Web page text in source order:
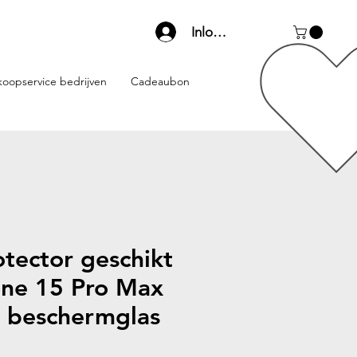
Inloggen
bedrijven Cadeaubon
geschikt
15 Pro Max
beschermglas